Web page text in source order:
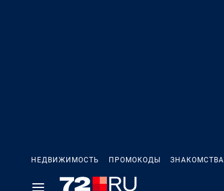
НЕДВИЖИМОСТЬ ПРОМОКОДЫ ЗНАКОМСТВА